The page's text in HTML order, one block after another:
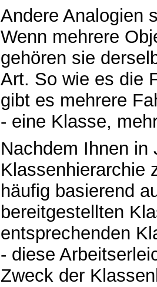
Andere Analogien
Wenn mehrere
gehören sie
Art. So wie es die
gibt es mehrere
- eine Klasse,
Nachdem Ihnen in
Klassenhierarchie
häufig basierend
bereitgestellten
entsprechenden
- diese
Zweck der